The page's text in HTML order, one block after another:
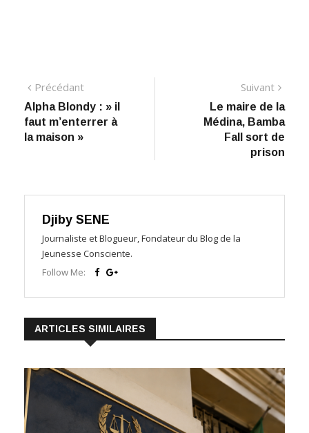
Navigation
de
l’article
PrécédantPrécédant:
Alpha Blondy : » il
faut m’enterrer à
la maison »
Suivant
Le maire de la
Médina, Bamba
Fall sort de
prison
Djiby SENE
Journaliste et Blogueur, Fondateur du Blog de la
Jeunesse Consciente.
Follow Me:
ARTICLES SIMILAIRES